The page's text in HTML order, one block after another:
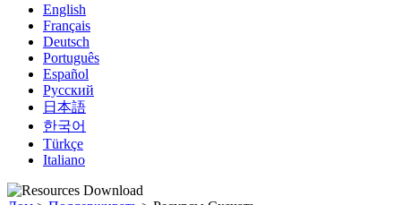
English
Français
Deutsch
Português
Español
Русский
日本語
한국어
Türkçe
Italiano